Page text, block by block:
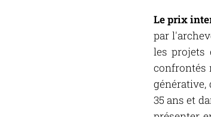
Le prix
par
les projets
confrontés
générative,
35 ans et